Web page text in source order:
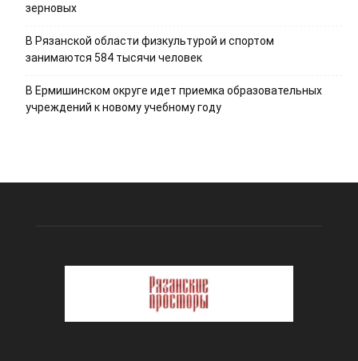
зерновых
В Рязанской области физкультурой и спортом
занимаются 584 тысячи человек
В Ермишинском округе идет приемка образовательных
учреждений к новому учебному году